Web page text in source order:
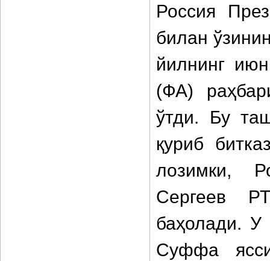
Россия
билан
йилнинг
(ФА)
ўтди. Бу
қуриб
лозимки,
Сергеев
баҳолади. У
Суффа